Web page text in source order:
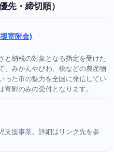
先・締切順）
寄附金)
と納税の対象となる指定を受けた
、みかんやびわ、桃などの農産物
った市の魅力を全国に発信してい
寄附のみの受付となります。
支援事業。詳細はリンク先を参